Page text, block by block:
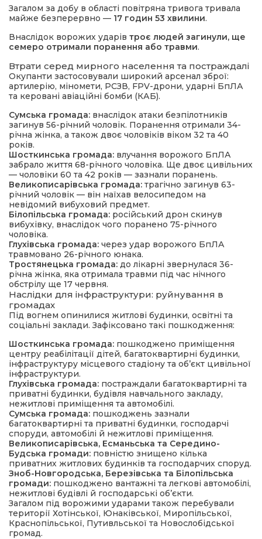
Загалом за добу в області повітряна тривога тривала
майже безперервно — 17 годин 53 хвилини.
Внаслідок ворожих ударів троє людей загинули, ще
семеро отримали поранення або травми.
Втрати серед мирного населення та постраждалі
Окупанти застосовували широкий арсенал зброї:
артилерію, міномети, РСЗВ, FPV-дрони, ударні БпЛА
та керовані авіаційні бомби (КАБ).
Сумська громада: внаслідок атаки безпілотників
загинув 56-річний чоловік. Поранення отримали 34-
річна жінка, а також двоє чоловіків віком 32 та 40
років.
Шосткинська громада: влучання ворожого БпЛА
забрало життя 68-річного чоловіка. Ще двоє цивільних
— чоловіки 60 та 42 років — зазнали поранень.
Великописарівська громада: трагічно загинув 63-
річний чоловік — він наїхав велосипедом на
невідомий вибуховий предмет.
Білопільська громада: російський дрон скинув
вибухівку, внаслідок чого поранено 75-річного
чоловіка.
Глухівська громада: через удар ворожого БпЛА
травмовано 26-річного юнака.
Тростянецька громада: до лікарні звернулася 36-
річна жінка, яка отримала травми під час нічного
обстрілу ще 17 червня.
Наслідки для інфраструктури: руйнування в
громадах
Під вогнем опинилися житлові будинки, освітні та
соціальні заклади. Зафіксовано такі пошкодження:
Шосткинська громада: пошкоджено приміщення
центру реабілітації дітей, багатоквартирні будинки,
інфраструктуру місцевого стадіону та об’єкт цивільної
інфраструктури.
Глухівська громада: постраждали багатоквартирні та
приватні будинки, будівля навчального закладу,
нежитлові приміщення та автомобілі.
Сумська громада: пошкоджень зазнали
багатоквартирні та приватні будинки, господарчі
споруди, автомобілі й нежитлові приміщення.
Великописарівська, Есманьська та Середино-
Будська громади: повністю знищено кілька
приватних житлових будинків та господарчих споруд.
Зноб-Новгородська, Березівська та Білопільська
громади: пошкоджено вантажні та легкові автомобілі,
нежитлові будівлі й господарські об’єкти.
Загалом під ворожими ударами також перебували
території Хотінської, Юнаківської, Миропільської,
Краснопільської, Путивльської та Новослобідської
громад.